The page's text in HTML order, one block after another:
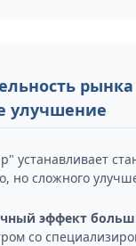
улучшение
устанавливает
но сложного
эффект
со